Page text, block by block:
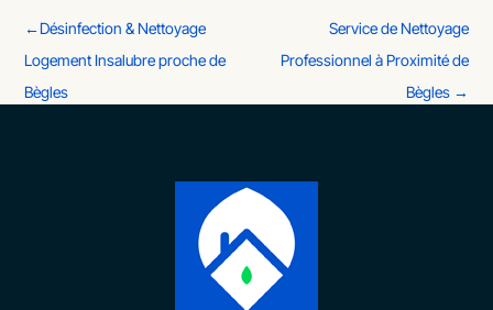
←Désinfection & Nettoyage
Logement Insalubre proche de
Bègles
Service de Nettoyage
Professionnel à Proximité de
Bègles →